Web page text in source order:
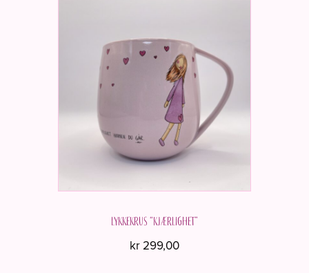
Lykkekrus “Kjærlighet”
kr 299,00